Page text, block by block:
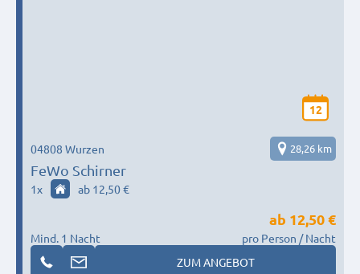
12
FeWo Schirner
04808 Wurzen 28,26 km
1x ab 12,50 €
Mind. 1 Nacht
ab 12,50 €
pro Person / Nacht
ZUM ANGEBOT